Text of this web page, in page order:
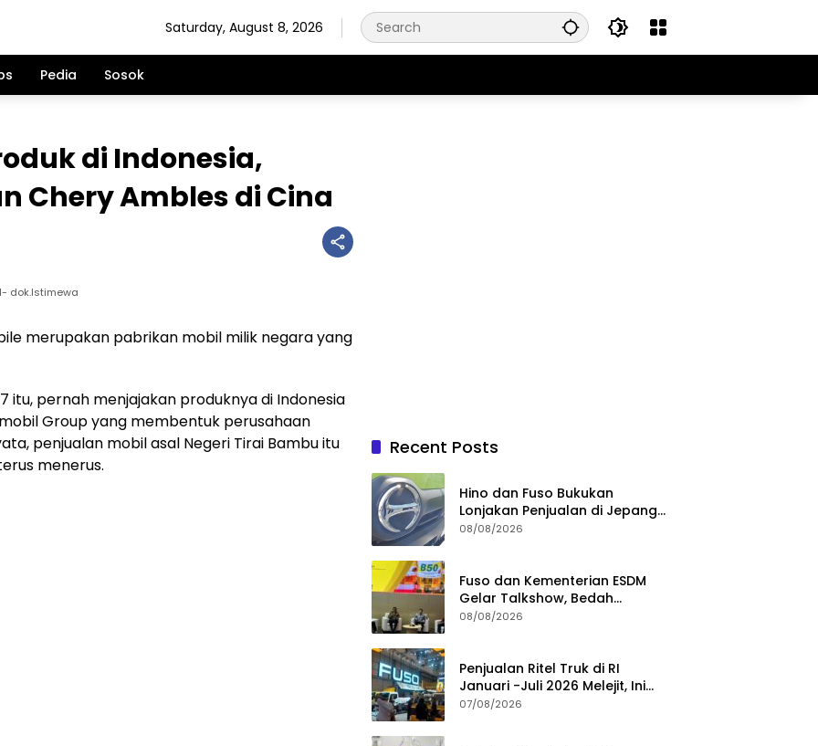
Saturday, August 8, 2026
Pedia Sosok
di Indonesia,
Chery Ambles di Cina
dok.Istimewa
merupakan pabrikan mobil milik negara yang
itu, pernah menjajakan produknya di Indonesia
Group yang membentuk perusahaan
penjualan mobil asal Negeri Tirai Bambu itu
menerus.
Recent Posts
Hino dan Fuso Bukukan
Lonjakan Penjualan di Jepang
selama Januari – Juli 2026
08/08/2026
Fuso dan Kementerian ESDM
Gelar Talkshow, Bedah
Roadmap B50 hingga
08/08/2026
Penjualan Ritel Truk di RI
Januari -Juli 2026 Melejit, Ini
Pemicunya
07/08/2026